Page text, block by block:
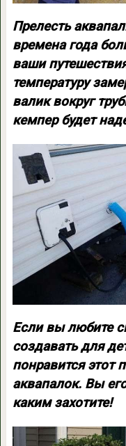
Прелесть
времена года
ваши
температуру
валик вокруг
кемпер будет
Если вы любите
создавать для
понравится этот
аквапалок. Вы
каким захотите!